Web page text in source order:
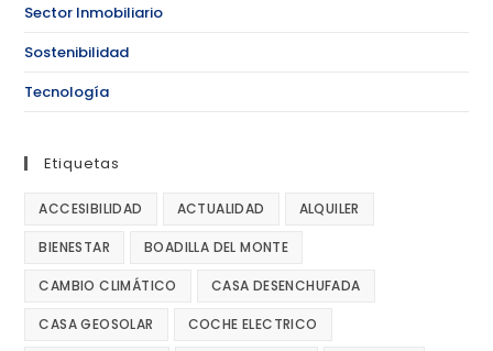
Sector Inmobiliario
Sostenibilidad
Tecnología
Etiquetas
ACCESIBILIDAD ACTUALIDAD ALQUILER
BIENESTAR BOADILLA DEL MONTE
CAMBIO CLIMÁTICO CASA DESENCHUFADA
CASA GEOSOLAR COCHE ELECTRICO